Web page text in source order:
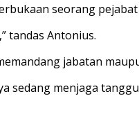
seorang
tandas Antonius.
jabatan
sedang menjaga